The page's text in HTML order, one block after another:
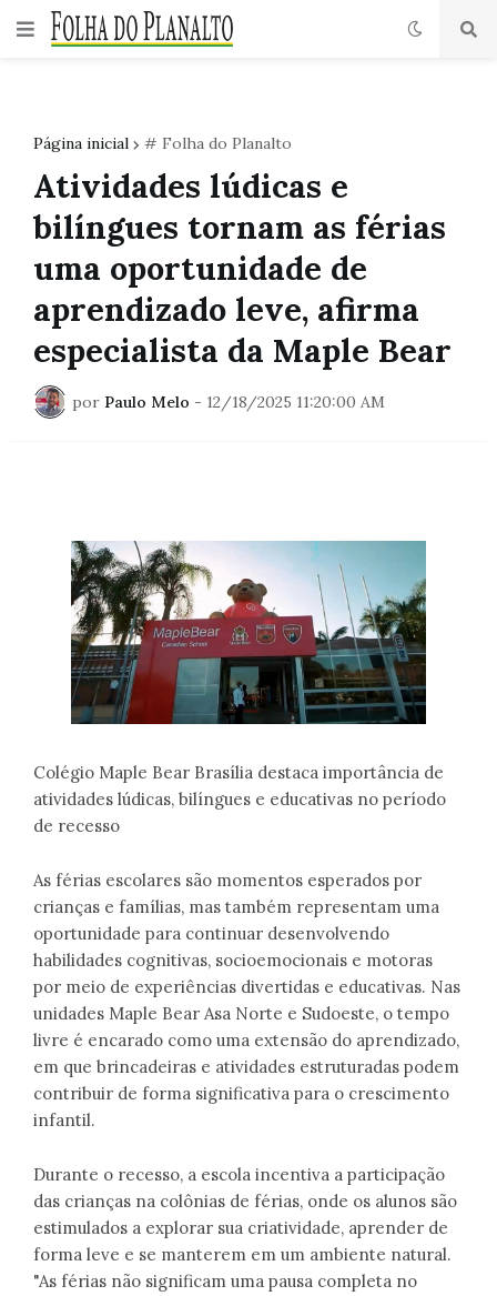
Página inicial # Folha do Planalto
Atividades lúdicas e
bilíngues tornam as férias
uma oportunidade de
aprendizado leve, afirma
especialista da Maple Bear
por Paulo Melo - 12/18/2025 11:20:00 AM
Colégio Maple Bear Brasília destaca importância de
atividades lúdicas, bilíngues e educativas no período
de recesso
As férias escolares são momentos esperados por
crianças e famílias, mas também representam uma
oportunidade para continuar desenvolvendo
habilidades cognitivas, socioemocionais e motoras
por meio de experiências divertidas e educativas. Nas
unidades Maple Bear Asa Norte e Sudoeste, o tempo
livre é encarado como uma extensão do aprendizado,
em que brincadeiras e atividades estruturadas podem
contribuir de forma significativa para o crescimento
infantil.
Durante o recesso, a escola incentiva a participação
das crianças na colônias de férias, onde os alunos são
estimulados a explorar sua criatividade, aprender de
forma leve e se manterem em um ambiente natural.
"As férias não significam uma pausa completa no